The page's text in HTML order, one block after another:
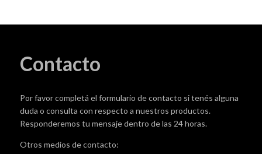
Contacto
Por favor completá el formulario de contacto si tenés alguna
duda o consulta con respecto a nuestros productos.
Responderemos tu mensaje dentro de las 24 horas.
Otros medios de contacto: